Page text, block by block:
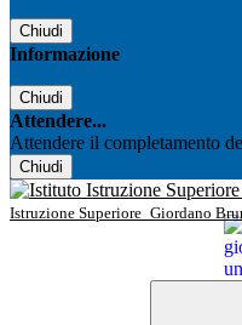
Chiudi
Informazione
Chiudi
Attendere...
Attendere il completamento
Chiudi
Istruzione Superiore Giordano